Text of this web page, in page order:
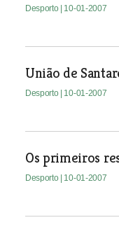
Desporto | 10-01-2007
União de
Desporto | 10-01-2007
Os primeiros
Desporto | 10-01-2007